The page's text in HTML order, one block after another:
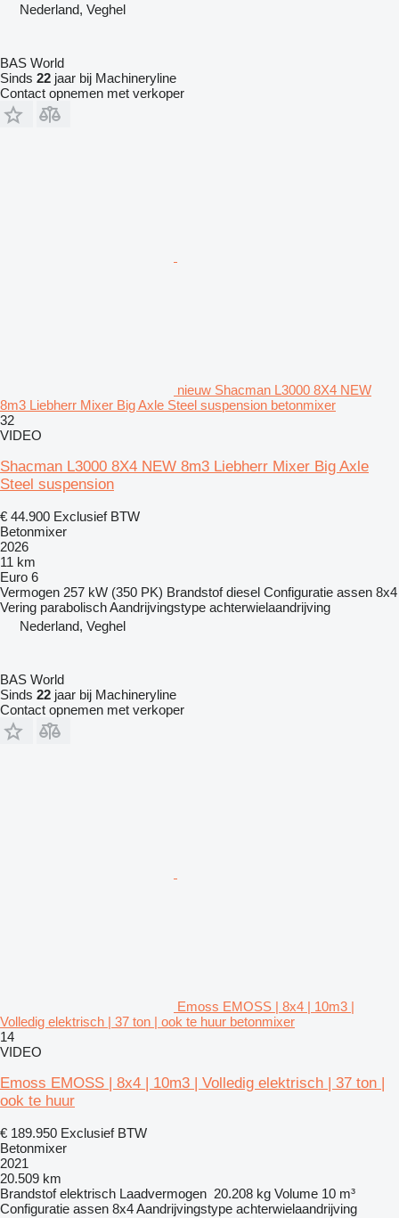
Nederland, Veghel
BAS World
Sinds 22 jaar bij Machineryline
Contact opnemen met verkoper
nieuw Shacman L3000 8X4 NEW
8m3 Liebherr Mixer Big Axle Steel suspension betonmixer
32
VIDEO
Shacman L3000 8X4 NEW 8m3 Liebherr Mixer Big Axle
Steel suspension
€ 44.900 Exclusief BTW
Betonmixer
2026
11 km
Euro 6
Vermogen 257 kW (350 PK) Brandstof diesel Configuratie assen 8x4
Vering parabolischAandrijvingstype achterwielaandrijving
Nederland, Veghel
BAS World
Sinds 22 jaar bij Machineryline
Contact opnemen met verkoper
Emoss EMOSS | 8x4 | 10m3 |
Volledig elektrisch | 37 ton | ook te huur betonmixer
14
VIDEO
Emoss EMOSS | 8x4 | 10m3 | Volledig elektrisch | 37 ton |
ook te huur
€ 189.950 Exclusief BTW
Betonmixer
2021
20.509 km
Brandstof elektrisch Laadvermogen 20.208 kg Volume 10 m³
Configuratie assen 8x4Aandrijvingstype achterwielaandrijving